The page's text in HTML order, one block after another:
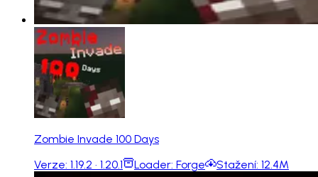
Zombie Invade 100 Days
Verze: 1.19.2 · 1.20.1 Loader: Forge Stažení: 12.4M